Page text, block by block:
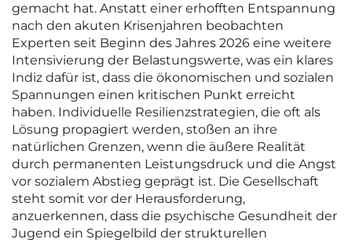
gemacht hat. Anstatt einer erhofften Entspannung
nach den akuten Krisenjahren beobachten
Experten seit Beginn des Jahres 2026 eine weitere
Intensivierung der Belastungswerte, was ein klares
Indiz dafür ist, dass die ökonomischen und sozialen
Spannungen einen kritischen Punkt erreicht
haben. Individuelle Resilienzstrategien, die oft als
Lösung propagiert werden, stoßen an ihre
natürlichen Grenzen, wenn die äußere Realität
durch permanenten Leistungsdruck und die Angst
vor sozialem Abstieg geprägt ist. Die Gesellschaft
steht somit vor der Herausforderung,
anzuerkennen, dass die psychische Gesundheit der
Jugend ein Spiegelbild der strukturellen